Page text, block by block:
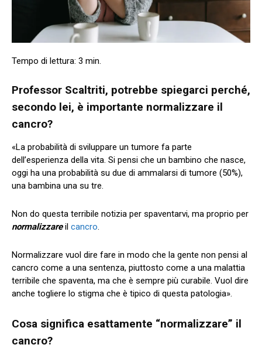
Professor Scaltriti, potrebbe spiegarci perché,
secondo lei, è importante normalizzare il
cancro?
«La probabilità di sviluppare un tumore fa parte
dell’esperienza della vita. Si pensi che un bambino che nasce,
oggi ha una probabilità su due di ammalarsi di tumore (50%),
una bambina una su tre.
Non do questa terribile notizia per spaventarvi, ma proprio per
normalizzareil cancro.
Normalizzare vuol dire fare in modo che la gente non pensi al
cancro come a una sentenza, piuttosto come a una malattia
terribile che spaventa, ma che è sempre più curabile. Vuol dire
anche togliere lo stigma che è tipico di questa patologia».
Cosa significa esattamente “normalizzare” il
cancro?